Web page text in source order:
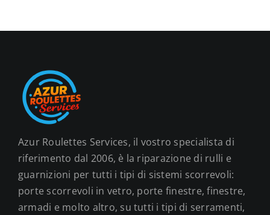
Azur Roulettes Services, il vostro specialista di
riferimento dal 2006, è la riparazione di rulli e
guarnizioni per tutti i tipi di sistemi scorrevoli:
porte scorrevoli in vetro, porte finestre, finestre,
armadi e molto altro, su tutti i tipi di serramenti,